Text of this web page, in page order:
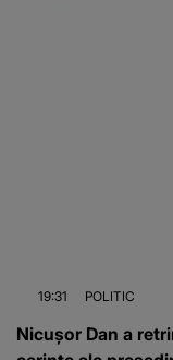
19:31 POLITIC
Nicușor Dan a